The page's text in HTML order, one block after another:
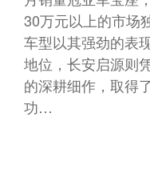
30万元以上的市场
车型以其强劲的表
地位，长安启源则
的深耕细作，取得
功…